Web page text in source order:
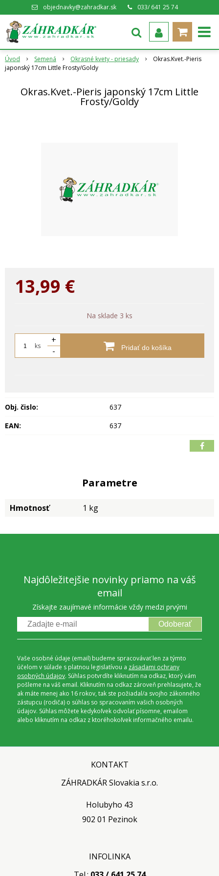
objednavky@zahradkar.sk 033/ 641 25 74
Úvod Semená Okrasné kvety - priesady
Okras.Kvet.-Pieris
japonský 17cm Little Frosty/Goldy
Okras.Kvet.-Pieris japonský 17cm Little
Frosty/Goldy
13,99 €
Na sklade 3 ks
ks
+
-
Pridať do košíka
Obj. čislo:
637
EAN:
637
Parametre
Hmotnosť 1 kg
Najdôležitejšie novinky priamo na váš
email
Získajte zaujímavé informácie vždy medzi prvými
Odoberať
Vaše osobné údaje (email) budeme spracovávať len za týmto
účelom v súlade s platnou legislatívou a zásadami ochrany
osobných údajov. Súhlas potvrdíte kliknutím na odkaz, ktorý vám
pošleme na váš email. Kliknutím na odkaz zároveň prehlasujete, že
ak máte menej ako 16 rokov, tak ste požiadal/a svojho zákonného
zástupcu (rodiča) o súhlas so spracovaním vašich osobných
údajov. Súhlas môžete kedykoľvek odvolať písomne, emailom
alebo kliknutím na odkaz z ktoréhokoľvek informačného emailu.
KONTAKT
ZÁHRADKÁR Slovakia s.r.o.
Holubyho 43
902 01 Pezinok
INFOLINKA